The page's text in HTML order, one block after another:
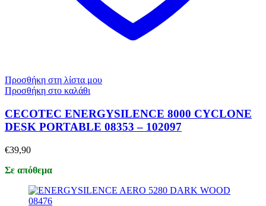
Προσθήκη στη λίστα μου
Προσθήκη στο καλάθι
CECOTEC ENERGYSILENCE 8000 CYCLONE
DESK PORTABLE 08353 – 102097
€39,90
Σε απόθεμα